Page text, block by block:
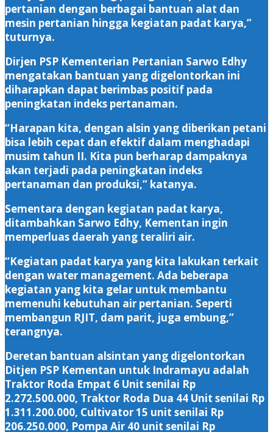
pertanian dengan berbagai bantuan alat dan
mesin pertanian hingga kegiatan padat karya,”
tuturnya.
Dirjen PSP Kementerian Pertanian Sarwo Edhy
mengatakan bantuan yang digelontorkan ini
diharapkan dapat berimbas positif pada
peningkatan indeks pertanaman.
“Harapan kita, dengan alsin yang diberikan petani
bisa lebih cepat dan efektif dalam menghadapi
musim tahun II. Kita pun berharap dampaknya
akan terjadi pada peningkatan indeks
pertanaman dan produksi,” katanya.
Sementara dengan kegiatan padat karya,
ditambahkan Sarwo Edhy, Kementan ingin
memperluas daerah yang teraliri air.
“Kegiatan padat karya yang kita lakukan terkait
dengan water management. Ada beberapa
kegiatan yang kita gelar untuk membantu
memenuhi kebutuhan air pertanian. Seperti
membangun RJIT, dam parit, juga embung,”
terangnya.
Deretan bantuan alsintan yang digelontorkan
Ditjen PSP Kementan untuk Indramayu adalah
Traktor Roda Empat 6 Unit senilai Rp
2.272.500.000, Traktor Roda Dua 44 Unit senilai Rp
1.311.200.000, Cultivator 15 unit senilai Rp
206.250.000, Pompa Air 40 unit senilai Rp